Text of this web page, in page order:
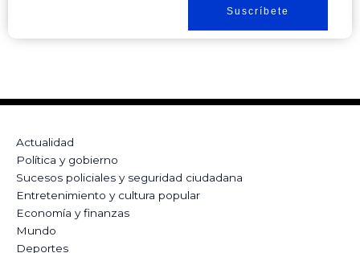
Suscríbete
Actualidad
Política y gobierno
Sucesos policiales y seguridad ciudadana
Entretenimiento y cultura popular
Economía y finanzas
Mundo
Deportes